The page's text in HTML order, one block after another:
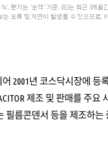
어 2001년 코스닥시장에
제조 및 판매를 주요
필름콘덴서 등을 제조하